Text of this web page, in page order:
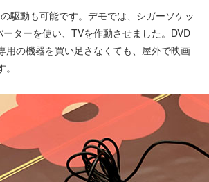
駆動も可能です。デモでは、シガーソケッ
ーターを使い、TVを作動させました。DVD
用の機器を買い足さなくても、屋外で映画